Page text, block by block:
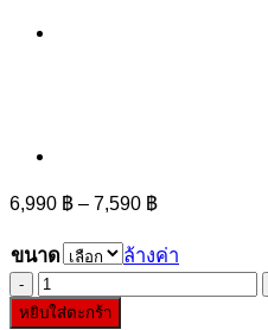
6,990 ฿ – 7,590 ฿
6,990 ฿
through
7,590 ฿
ขนาด
ล้างค่า
จำนวน
ชุด
หยิบใส่ตะกร้า